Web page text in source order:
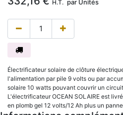
H.T. par Unités
Électrificateur solaire de clôture
l'alimentation par pile 9 volts ou par
solaire 10 watts pouvant couvrir un
L'électrificateur OCEAN SOLAIRE est
en plomb gel 12 volts/12 Ah plus un